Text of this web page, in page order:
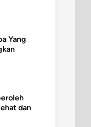
Yang
dan